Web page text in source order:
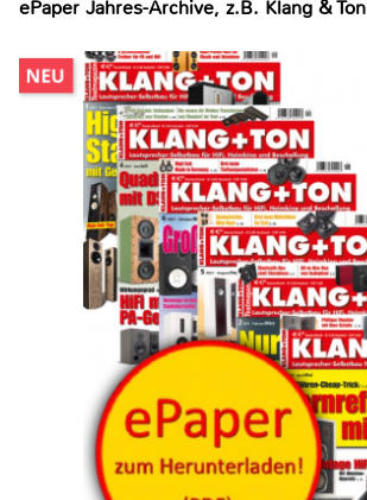
ePaper Jahres-Archive, z.B. Klang & Ton